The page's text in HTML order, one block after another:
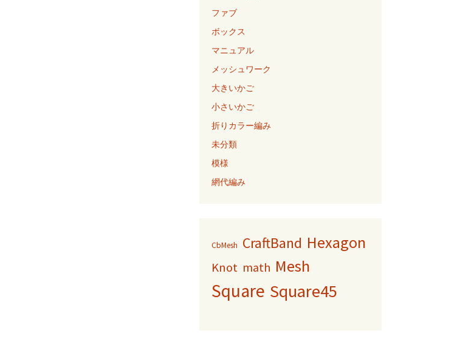
ファブ
ボックス
マニュアル
メッシュワーク
大きいかご
小さいかご
折りカラー編み
未分類
模様
網代編み
CbMesh CraftBand Hexagon
Knot math Mesh
Square Square45